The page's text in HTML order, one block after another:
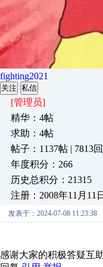
fighting2021
关注 私信
[管理员]
精华：4帖
求助：4帖
帖子：1137帖 | 7813回
年度积分：266
历史总积分：21315
注册：2008年11月11日
发表于：2024-07-08 11:23:38
感谢大家的积极答疑互